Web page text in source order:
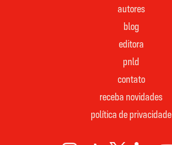
autores
blog
editora
pnld
contato
receba novidades
política de privacidade